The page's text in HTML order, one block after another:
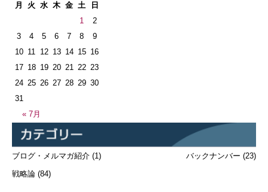
月
火 水 木 金 土 日
« 7月
1
2
3
4 5 6 7 8
9
10 11 12 13 14 15 16
17 18 19 20 21 22 23
24 25 26 27 28 29 30
31
ブログ・メルマガ紹介 (1)
戦略論 (84)
バックナンバー (23)